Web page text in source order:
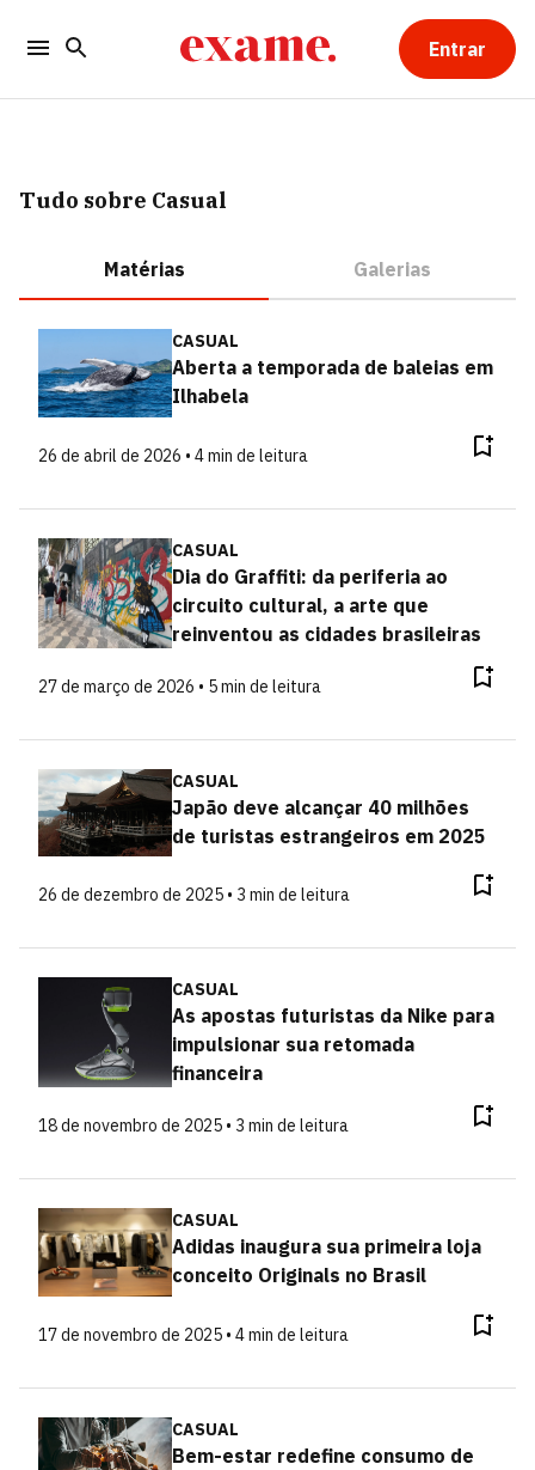
Entrar
Tudo sobre Casual
Matérias Galerias
CASUAL
Aberta a temporada de baleias em
Ilhabela
26 de abril de 2026 • 4 min de leitura
CASUAL
Dia do Graffiti: da periferia ao
circuito cultural, a arte que
reinventou as cidades brasileiras
27 de março de 2026 • 5 min de leitura
CASUAL
Japão deve alcançar 40 milhões
de turistas estrangeiros em 2025
26 de dezembro de 2025 • 3 min de leitura
CASUAL
As apostas futuristas da Nike para
impulsionar sua retomada
financeira
18 de novembro de 2025 • 3 min de leitura
CASUAL
Adidas inaugura sua primeira loja
conceito Originals no Brasil
17 de novembro de 2025 • 4 min de leitura
CASUAL
Bem-estar redefine consumo de